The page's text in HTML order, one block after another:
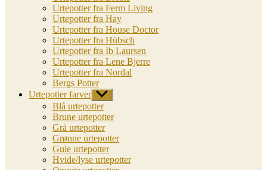
Urtepotter fra Ferm Living
Urtepotter fra Hay
Urtepotter fra House Doctor
Urtepotter fra Hübsch
Urtepotter fra Ib Laursen
Urtepotter fra Lene Bjerre
Urtepotter fra Nordal
Bergs Potter
Urtepotter farver Vis
undermenu
Blå urtepotter
Brune urtepotter
Grå urtepotter
Grønne urtepotter
Gule urtepotter
Hvide/lyse urtepotter